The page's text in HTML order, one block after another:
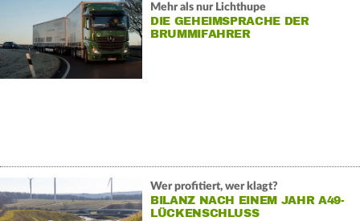
Mehr als nur Lichthupe
DIE GEHEIMSPRACHE DER
BRUMMIFAHRER
Wer profitiert, wer klagt?
BILANZ NACH EINEM JAHR A49-
LÜCKENSCHLUSS